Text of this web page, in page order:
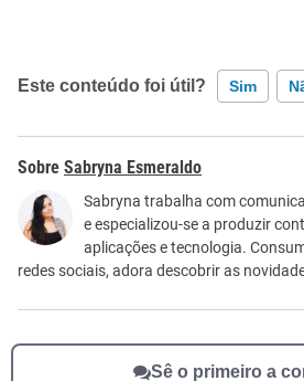
Este conteúdo foi útil? Sim
Este conteúdo contém informação
Este conteúdo não tem a informação
Outro
Sabryna Esmeraldo
Sabryna trabalha com
e especializou-se a produzir
aplicações e tecnologia.
redes sociais, adora descobrir as
Sê o primeiro a